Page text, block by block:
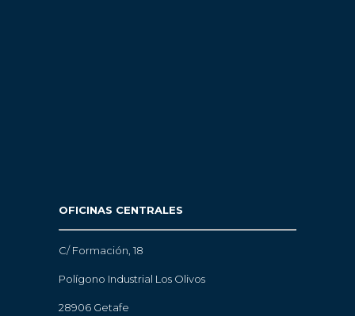
OFICINAS CENTRALES
C/ Formación, 18
Polígono Industrial Los Olivos
28906 Getafe